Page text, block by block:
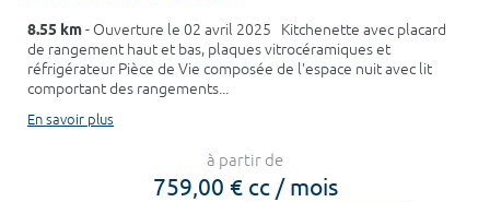
8.55 km- Ouverture le 02 avril 2025 Kitchenette avec placard
de rangement haut et bas, plaques vitrocéramiques et
réfrigérateur Pièce de Vie composée de l'espace nuit avec lit
comportant des rangements...
En savoir plus
à partir de
759,00 € cc / mois